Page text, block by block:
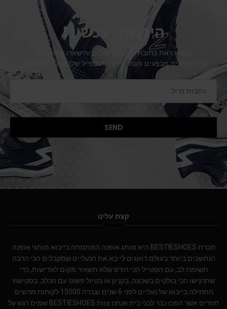
הירשמו עכשיו !
השאירו את כתובת האימייל שלכם והישארו מעודכנים.
קבלו קופונים מבצעים והנחות ישירות למייל שלכם ולא תפספסו !
קצת עלינו
חברת BESTIESHOES היא מותג אופנה המתמחה בייבוא מותגי אופנה
הנחשבים ביותר בעולם.דואגים לייבא את הנעליים שמקבלים הכי הרבה
תשומת לב, עם הסטייל הכי הורס שלא תשאיר מקום לאדישות, כדי
שתרגישו הכי בולטים בשכונה, בקניון או בטיול פשוט עם הכלב. בסטישוז
התחילה בייבוא של נעליים לפני 6 שנים וצברה 15000 לקוחות מרוצים
חוזרים אשר הפכו כבר לבני בית.אנחנו צוות BESTIESHOES שמים דגש על